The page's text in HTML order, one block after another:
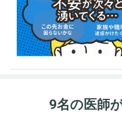
9名の医師